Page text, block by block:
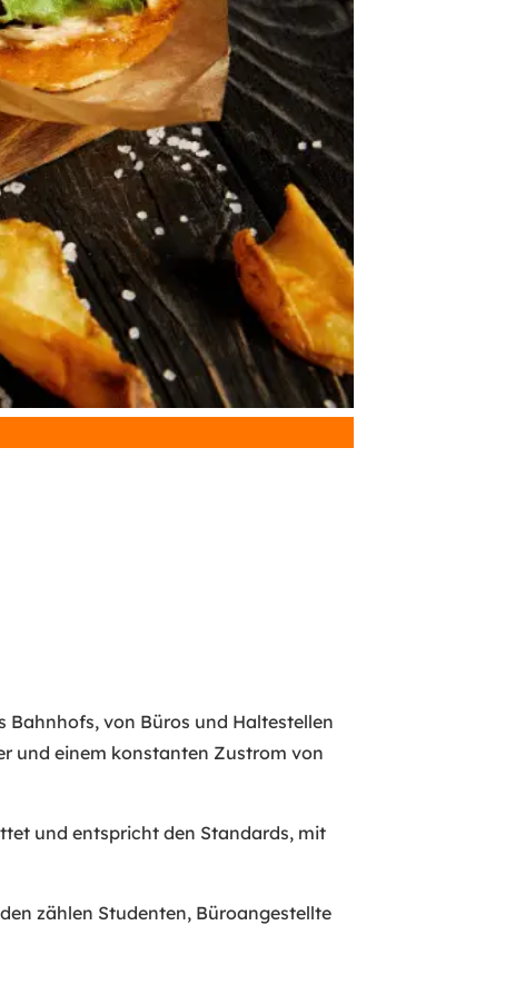
Bahnhofs, von Büros und Haltestellen
und einem konstanten Zustrom von
und entspricht den Standards, mit
zählen Studenten, Büroangestellte